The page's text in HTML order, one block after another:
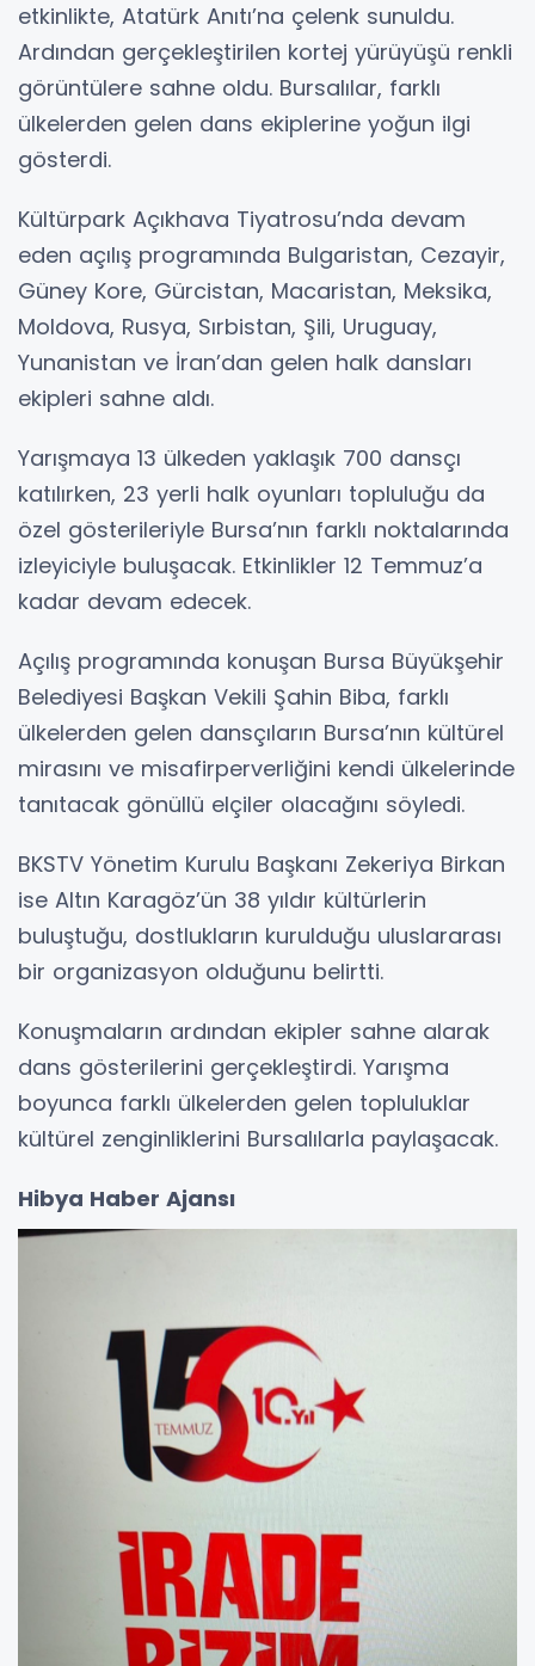
etkinlikte, Atatürk Anıtı’na çelenk sunuldu.
Ardından gerçekleştirilen kortej yürüyüşü renkli
görüntülere sahne oldu. Bursalılar, farklı
ülkelerden gelen dans ekiplerine yoğun ilgi
gösterdi.
Kültürpark Açıkhava Tiyatrosu’nda devam
eden açılış programında Bulgaristan, Cezayir,
Güney Kore, Gürcistan, Macaristan, Meksika,
Moldova, Rusya, Sırbistan, Şili, Uruguay,
Yunanistan ve İran’dan gelen halk dansları
ekipleri sahne aldı.
Yarışmaya 13 ülkeden yaklaşık 700 dansçı
katılırken, 23 yerli halk oyunları topluluğu da
özel gösterileriyle Bursa’nın farklı noktalarında
izleyiciyle buluşacak. Etkinlikler 12 Temmuz’a
kadar devam edecek.
Açılış programında konuşan Bursa Büyükşehir
Belediyesi Başkan Vekili Şahin Biba, farklı
ülkelerden gelen dansçıların Bursa’nın kültürel
mirasını ve misafirperverliğini kendi ülkelerinde
tanıtacak gönüllü elçiler olacağını söyledi.
BKSTV Yönetim Kurulu Başkanı Zekeriya Birkan
ise Altın Karagöz’ün 38 yıldır kültürlerin
buluştuğu, dostlukların kurulduğu uluslararası
bir organizasyon olduğunu belirtti.
Konuşmaların ardından ekipler sahne alarak
dans gösterilerini gerçekleştirdi. Yarışma
boyunca farklı ülkelerden gelen topluluklar
kültürel zenginliklerini Bursalılarla paylaşacak.
Hibya Haber Ajansı